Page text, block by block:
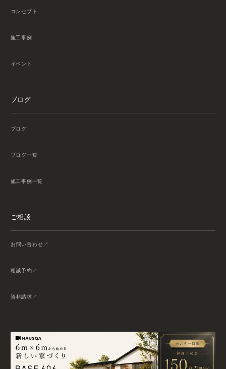
コンセプト
施工事例
イベント
ブログ
ブログ
ブログ一覧
施工事例一覧
ご相談
お問い合わせ
相談予約
資料請求